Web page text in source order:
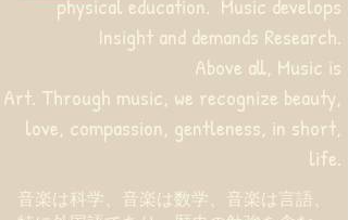
音楽は科学、音楽は数学、音楽は言語、
physical education. Music develops
Insight and demands Research.
Above all, Music is
Art. Through music, we recognize beauty,
love, compassion, gentleness, in short,
life.